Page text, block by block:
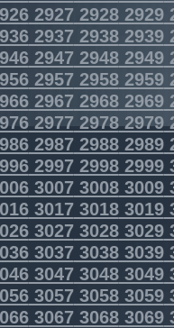
2927 29282929
2937 29382939
2947 29482949
2957 29582959
2967 29682969
297729782979
298729882989
299729982999
300730083009
301730183019
302730283029
303730383039
304730483049
305730583059
306730683069